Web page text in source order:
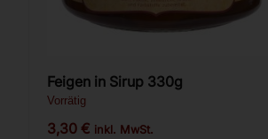
Feigen in Sirup 330g
Vorrätig
3,30 € inkl. MwSt.